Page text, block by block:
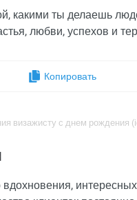
какими ты делаешь
любви, успехов и
Копировать
визажисту с днем рождения